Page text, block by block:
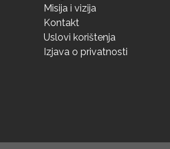
Misija i vizija
Kontakt
Uslovi korištenja
Izjava o privatnosti